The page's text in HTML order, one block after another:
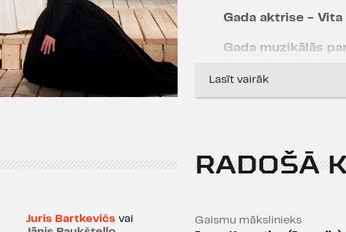
Gada aktrise - Vita
Gada muzikālās
iestudē pasaules
vērienīgi greznu un
Šoreiz režisoru mazāk
Lasīt vairāk
Juris Bartkevičs vai
RADOŠĀ
Gaismu mākslinieks